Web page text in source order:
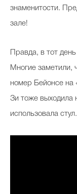
знаменитости.
зале!
Правда, в тот
Многие заметили,
номер Бейонсе на
Зи тоже выходила
использовала стул.